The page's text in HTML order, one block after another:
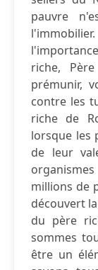
pauvre
riche,
prémunir,
contre les
riche de
lorsque les
de leur
millions de
découvert
du père
sommes
être un